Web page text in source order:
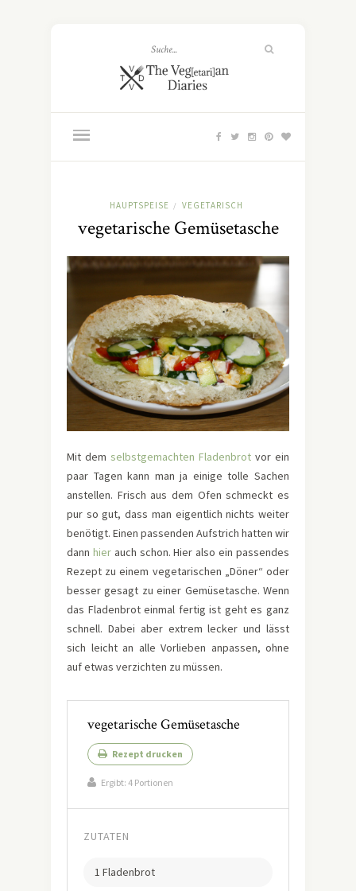
HAUPTSPEISE / VEGETARISCH
vegetarische Gemüsetasche
Mit dem selbstgemachten Fladenbrot vor ein
paar Tagen kann man ja einige tolle Sachen
anstellen. Frisch aus dem Ofen schmeckt es
pur so gut, dass man eigentlich nichts weiter
benötigt. Einen passenden Aufstrich hatten wir
dann hierauch schon. Hier also ein passendes
Rezept zu einem vegetarischen „Döner“ oder
besser gesagt zu einer Gemüsetasche. Wenn
das Fladenbrot einmal fertig ist geht es ganz
schnell. Dabei aber extrem lecker und lässt
sich leicht an alle Vorlieben anpassen, ohne
auf etwas verzichten zu müssen.
vegetarische Gemüsetasche
Rezept drucken
Ergibt: 4 Portionen
ZUTATEN
1 Fladenbrot